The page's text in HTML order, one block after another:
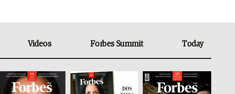
Videos Forbes Summit Today